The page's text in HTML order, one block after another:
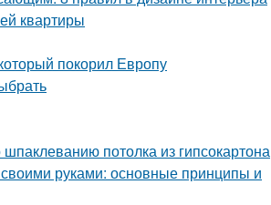
квартиры
покорил Европу
потолка из гипсокартона
руками: основные принципы и